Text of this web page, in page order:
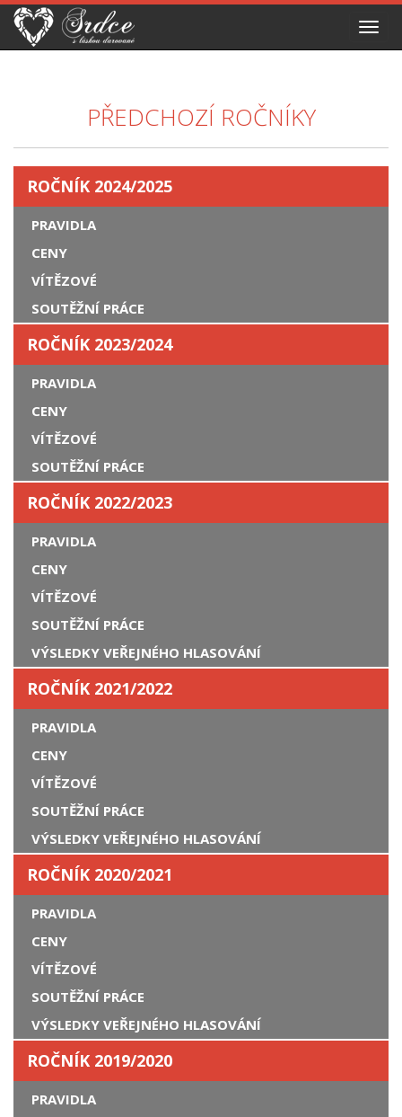
PŘEDCHOZÍ ROČNÍKY
ROČNÍK 2024/2025
PRAVIDLA
CENY
VÍTĚZOVÉ
SOUTĚŽNÍ PRÁCE
ROČNÍK 2023/2024
PRAVIDLA
CENY
VÍTĚZOVÉ
SOUTĚŽNÍ PRÁCE
ROČNÍK 2022/2023
PRAVIDLA
CENY
VÍTĚZOVÉ
SOUTĚŽNÍ PRÁCE
VÝSLEDKY VEŘEJNÉHO HLASOVÁNÍ
ROČNÍK 2021/2022
PRAVIDLA
CENY
VÍTĚZOVÉ
SOUTĚŽNÍ PRÁCE
VÝSLEDKY VEŘEJNÉHO HLASOVÁNÍ
ROČNÍK 2020/2021
PRAVIDLA
CENY
VÍTĚZOVÉ
SOUTĚŽNÍ PRÁCE
VÝSLEDKY VEŘEJNÉHO HLASOVÁNÍ
ROČNÍK 2019/2020
PRAVIDLA